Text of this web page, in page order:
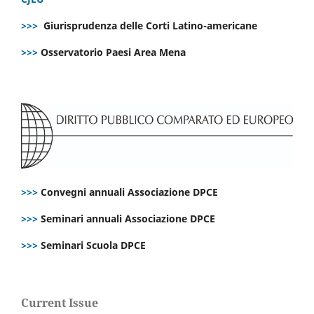
>>> Giurisprudenza delle Corti Latino-americane
>>> Osservatorio Paesi Area Mena
>>> Convegni annuali Associazione DPCE
>>> Seminari annuali Associazione DPCE
>>> Seminari Scuola DPCE
Current Issue